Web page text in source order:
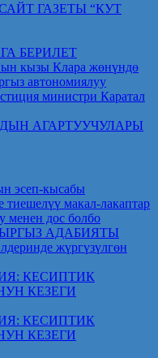
ГАЗЕТЫ “КУТ
БЕРИЛЕТ
кызы Клара жөнүндө
автономиялуу
министри Каратал
АГАРТУУЧУЛАРЫ
эсеп-кысабы
тиешелүү макал-лакаптар
менен дос болбо
АДАБИЯТЫ
жүргүзүлгөн
КЕСИПТИК
КЕЗЕГИ
КЕСИПТИК
КЕЗЕГИ